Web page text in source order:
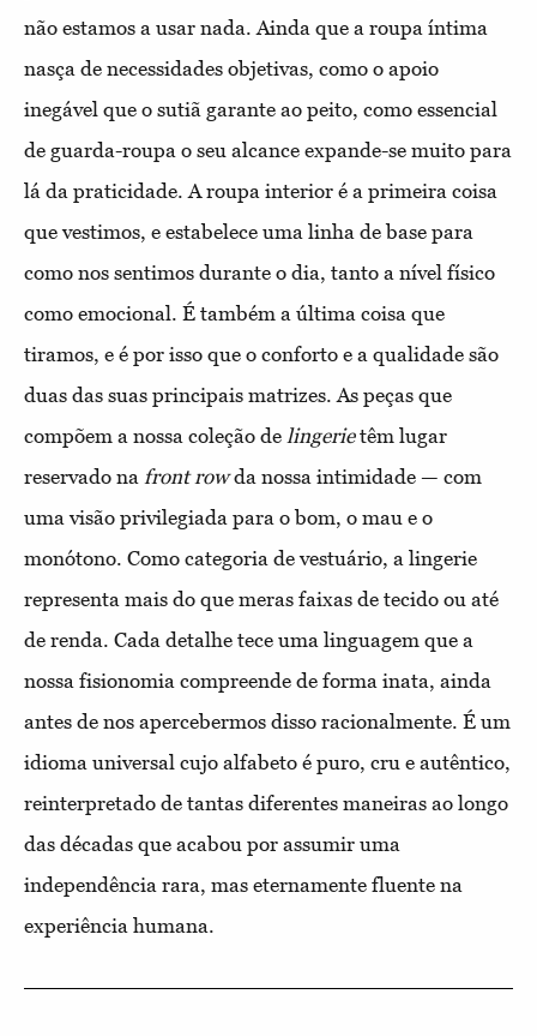
não estamos a usar nada. Ainda que a roupa íntima
nasça de necessidades objetivas, como o apoio
inegável que o sutiã garante ao peito, como essencial
de guarda-roupa o seu alcance expande-se muito para
lá da praticidade. A roupa interior é a primeira coisa
que vestimos, e estabelece uma linha de base para
como nos sentimos durante o dia, tanto a nível físico
como emocional. É também a última coisa que
tiramos, e é por isso que o conforto e a qualidade são
duas das suas principais matrizes. As peças que
compõem a nossa coleção de lingerietêm lugar
reservado na front rowda nossa intimidade — com
uma visão privilegiada para o bom, o mau e o
monótono. Como categoria de vestuário, a lingerie
representa mais do que meras faixas de tecido ou até
de renda. Cada detalhe tece uma linguagem que a
nossa fisionomia compreende de forma inata, ainda
antes de nos apercebermos disso racionalmente. É um
idioma universal cujo alfabeto é puro, cru e autêntico,
reinterpretado de tantas diferentes maneiras ao longo
das décadas que acabou por assumir uma
independência rara, mas eternamente fluente na
experiência humana.